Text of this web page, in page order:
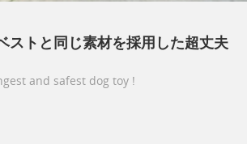
ストと同じ素材を採用した超丈夫
and safest dog toy !